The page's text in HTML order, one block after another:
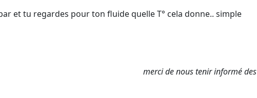
et tu regardes pour ton fluide quelle T° cela donne.. simple
merci de nous tenir informé